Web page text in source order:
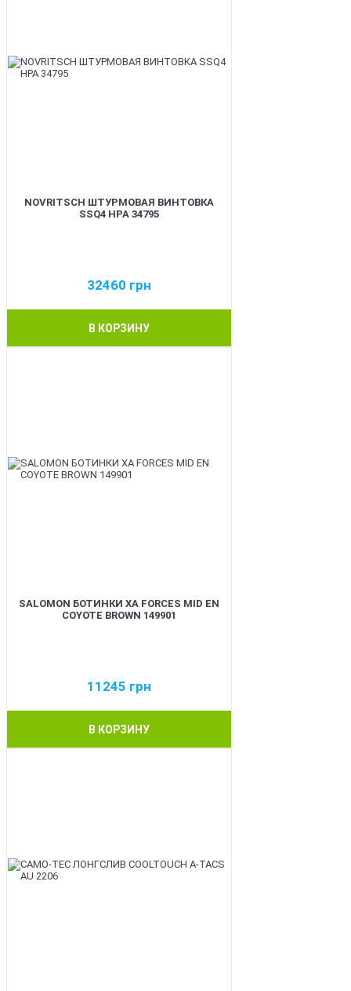
NOVRITSCH ШТУРМОВАЯ ВИНТОВКА
SSQ4 HPA 34795
32460 грн
В КОРЗИНУ
SALOMON БОТИНКИ XA FORCES MID EN
COYOTE BROWN 149901
11245 грн
В КОРЗИНУ